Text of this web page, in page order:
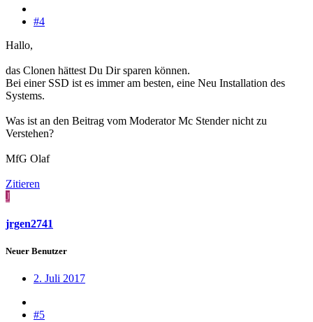
#4
Hallo,
das Clonen hättest Du Dir sparen können.
Bei einer SSD ist es immer am besten, eine Neu Installation des
Systems.
Was ist an den Beitrag vom Moderator Mc Stender nicht zu
Verstehen?
MfG Olaf
Zitieren
J
jrgen2741
Neuer Benutzer
2. Juli 2017
#5